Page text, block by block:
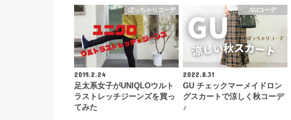
ぽっちゃりコーデ
2019.2.24
足太系女子がUNIQLOウルト
ラストレッチジーンズを買っ
てみた
GUコーデ
2022.8.31
GU チェックマーメイドロン
グスカートで涼しく秋コーデ
♪